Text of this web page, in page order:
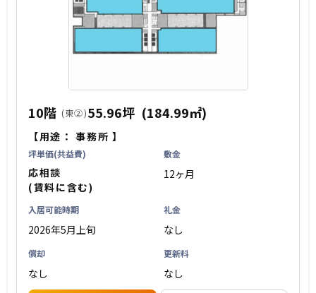
10階 (東②)55.96坪 (184.99㎡)
【用途：事務所 】
坪単価(共益費)
応相談
(賃料に含む)
敷金
12ヶ月
入居可能時期
2026年5月上旬
礼金
なし
償却
なし
更新料
なし